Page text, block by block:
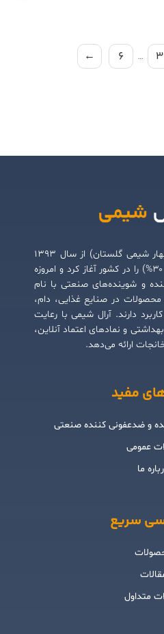
3
…
6
←
صنایع آرال شیمی (پیشگام بهار شیمی گلستان) از سال ۱۳۹۳
تولید اسید پراستیک (۳% تا ۳۰%) را در کشور آغاز کرد و امروزه
و شوینده‌های صنعتی با نام
در صنایع غذایی، دام،
دارند. آرال شیمی با رعایت
و نمادهای اعتماد آنلاین،
ارائه می‌دهد.
مفید
و ضدعفونی کننده صنعتی
عمومی
ما
سریع
متداول